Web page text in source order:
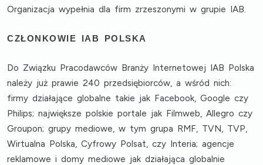
Organizacja wypełnia dla firm zrzeszonymi w grupie IAB.
CZŁONKOWIE IAB POLSKA
Do Związku Pracodawców Branży Internetowej IAB Polska
należy już prawie 240 przedsiębiorców, a wśród nich:
firmy działające globalne takie jak Facebook, Google czy
Philips; największe polskie portale jak Filmweb, Allegro czy
Groupon; grupy mediowe, w tym grupa RMF, TVN, TVP,
Wirtualna Polska, Cyfrowy Polsat, czy Interia; agencje
reklamowe i domy mediowe jak działająca globalnie